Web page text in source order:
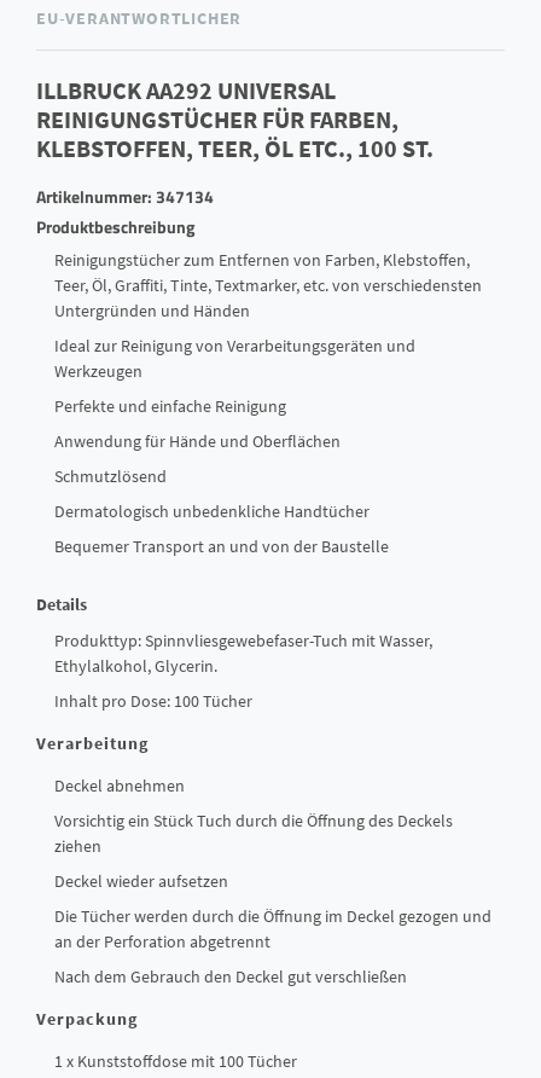
EU-VERANTWORTLICHER
ILLBRUCK AA292 UNIVERSAL
REINIGUNGSTÜCHER FÜR FARBEN,
KLEBSTOFFEN, TEER, ÖL ETC., 100 ST.
Artikelnummer: 347134
Produktbeschreibung
Reinigungstücher zum Entfernen von Farben, Klebstoffen,
Teer, Öl, Graffiti, Tinte, Textmarker, etc. von verschiedensten
Untergründen und Händen
Ideal zur Reinigung von Verarbeitungsgeräten und
Werkzeugen
Perfekte und einfache Reinigung
Anwendung für Hände und Oberflächen
Schmutzlösend
Dermatologisch unbedenkliche Handtücher
Bequemer Transport an und von der Baustelle
Details
Produkttyp: Spinnvliesgewebefaser-Tuch mit Wasser,
Ethylalkohol, Glycerin.
Inhalt pro Dose: 100 Tücher
Verarbeitung
Deckel abnehmen
Vorsichtig ein Stück Tuch durch die Öffnung des Deckels
ziehen
Deckel wieder aufsetzen
Die Tücher werden durch die Öffnung im Deckel gezogen und
an der Perforation abgetrennt
Nach dem Gebrauch den Deckel gut verschließen
Verpackung
1 x Kunststoffdose mit 100 Tücher